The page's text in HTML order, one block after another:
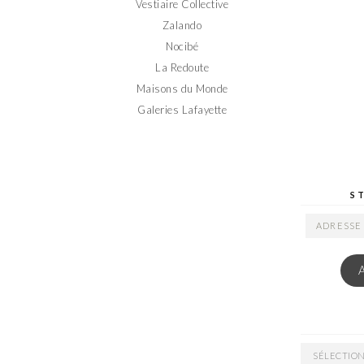
Vestiaire Collective
Zalando
Nocibé
La Redoute
Maisons du Monde
Galeries Lafayette
ADRESSE
ARCHIVES